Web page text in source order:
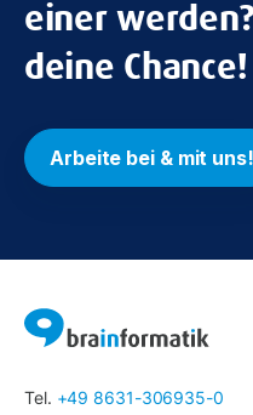
einer
deine Chance!
Arbeite bei & mit uns!
Tel. +49 8631-306935-0